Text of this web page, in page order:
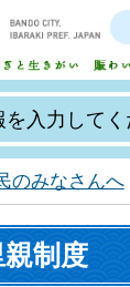
のみなさんへ
制度